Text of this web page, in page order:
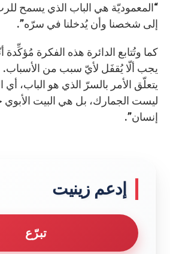
“المعموديّة هي الباب الذي يسمح
إلى شخصنا وأن يُدخلنا في سرّه”.
كما وتُتابع الدائرة هذه الفكرة مُؤكِّدة
يجب ألّا يُقفَل لأيّ سبب من الأسباب.
يتعلّق الأمر بالسرّ الذي هو الباب،
ليست الجمارك، بل هي البيت
إنسان”.
إدعم زينيت
تبرّع